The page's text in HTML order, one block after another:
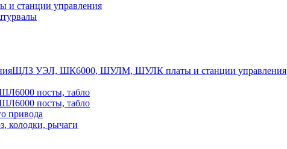
станции управления
ЩЛЗ УЭЛ, ШК6000, ШУЛМ, ШУЛК платы и станции управления
посты, табло
посты, табло
привода
колодки, рычаги